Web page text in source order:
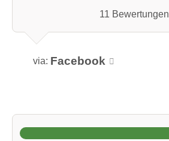
11 Bewertungen
via: Facebook